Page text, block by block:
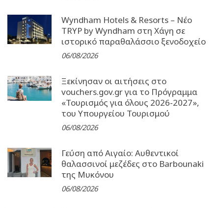
Wyndham Hotels & Resorts – Νέο
TRYP by Wyndham στη Χάγη σε
ιστορικό παραθαλάσσιο ξενοδοχείο
06/08/2026
Ξεκίνησαν οι αιτήσεις στο
vouchers.gov.gr για το Πρόγραμμα
«Τουρισμός για όλους 2026-2027»,
του Υπουργείου Τουρισμού
06/08/2026
Γεύση από Αιγαίο: Αυθεντικοί
θαλασσινοί μεζέδες στο Barbounaki
της Μυκόνου
06/08/2026